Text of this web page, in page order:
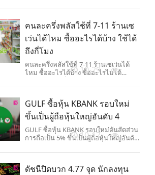
คนละครึ่งพลัสใช้ที่ 7-11 ร้านเซ
เว่นได้ไหม ซื้ออะไรได้บ้าง ใช้ได้
ถึงกี่โมง
คนละครึ่งพลัสใช้ที่ 7-11 ร้านเซเว่นได้
ไหม ซื้ออะไรได้บ้าง ซื้ออะไรไม่ได้
ถึงกี่โมง วันสุดท้ายวันไหน
10-29
GULF ซื้อหุ้น KBANK รอบใหม่
ขึ้นเป็นผู้ถือหุ้นใหญ่อันดับ 4
GULF ซื้อหุ้น KBANK รอบใหม่ดันสัดส่วน
การถือเป็น 5% ขึ้นเป็นผู้ถือหุ้นใหญ่อันดับ
10-17
ดัชนีปิดบวก 4.77 จุด นักลงทุน